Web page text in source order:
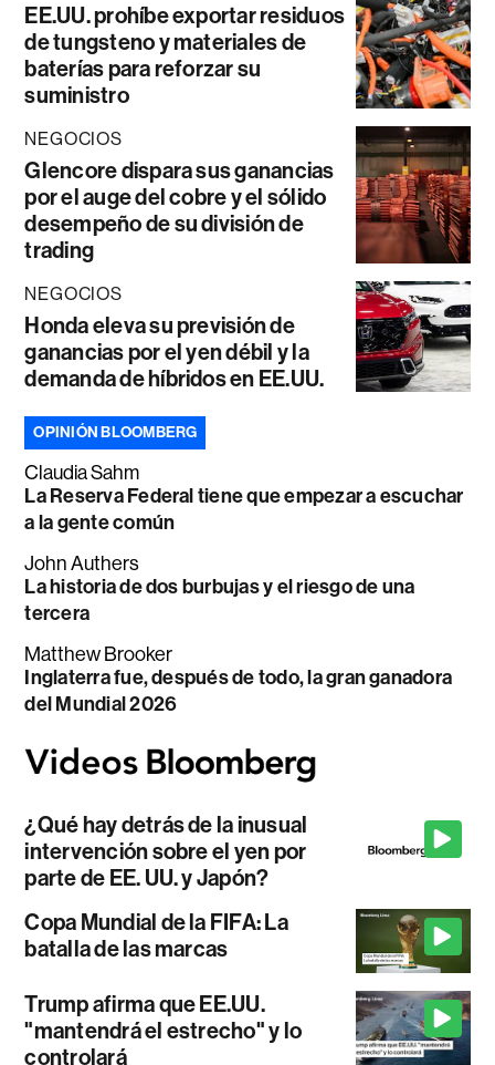
EE.UU. prohíbe exportar residuos
de tungsteno y materiales de
baterías para reforzar su
suministro
NEGOCIOS
Glencore dispara sus ganancias
por el auge del cobre y el sólido
desempeño de su división de
trading
NEGOCIOS
Honda eleva su previsión de
ganancias por el yen débil y la
demanda de híbridos en EE.UU.
OPINIÓN BLOOMBERG
Claudia Sahm
La Reserva Federal tiene que empezar a escuchar
a la gente común
John Authers
La historia de dos burbujas y el riesgo de una
tercera
Matthew Brooker
Inglaterra fue, después de todo, la gran ganadora
del Mundial 2026
¿Qué hay detrás de la inusual
intervención sobre el yen por
parte de EE. UU. y Japón?
Copa Mundial de la FIFA: La
batalla de las marcas
Trump afirma que EE.UU.
"mantendrá el estrecho" y lo
controlará